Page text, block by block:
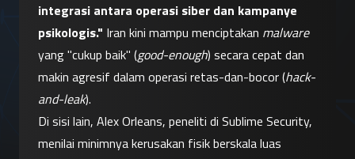
integrasi antara operasi siber dan kampanye
psikologis." Iran kini mampu menciptakan malware
yang "cukup baik" (good-enough) secara cepat dan
makin agresif dalam operasi retas-dan-bocor (hack-
and-leak).
Di sisi lain, Alex Orleans, peneliti di Sublime Security,
menilai minimnya kerusakan fisik berskala luas